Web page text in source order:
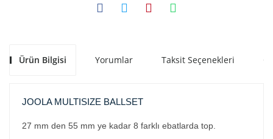
Ürün Bilgisi Yorumlar Taksit Seçenekleri
JOOLA MULTISIZE BALLSET
27 mm den 55 mm ye kadar 8 farklı ebatlarda top.